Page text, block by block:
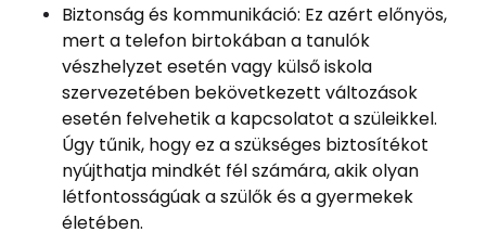
Biztonság és kommunikáció: Ez azért előnyös,
mert a telefon birtokában a tanulók
vészhelyzet esetén vagy külső iskola
szervezetében bekövetkezett változások
esetén felvehetik a kapcsolatot a szüleikkel.
Úgy tűnik, hogy ez a szükséges biztosítékot
nyújthatja mindkét fél számára, akik olyan
létfontosságúak a szülők és a gyermekek
életében.